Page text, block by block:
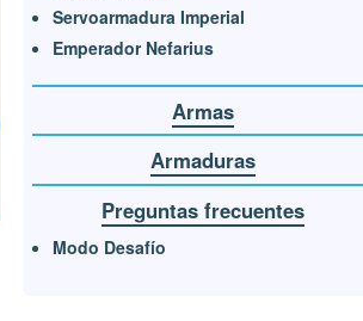
Servoarmadura Imperial
Emperador Nefarius
Armas
Armaduras
Preguntas frecuentes
Modo Desafío